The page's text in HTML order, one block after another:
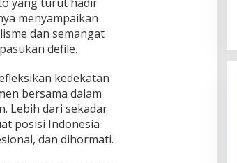
menyampaikan
dan semangat
defile.
kedekatan
bersama dalam
Lebih dari sekadar
posisi Indonesia
dan dihormati.